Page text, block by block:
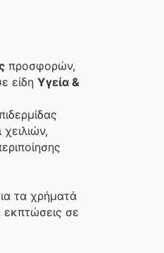
προσφορών,
είδη Υγεία &
τα χρήματά
εκπτώσεις σε